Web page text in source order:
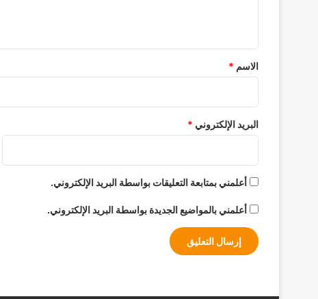
*الاسم *
البريد الإلكتروني *
أعلمني بمتابعة التعليقات بواسطة البريد الإلكتروني.
أعلمني بالمواضيع الجديدة بواسطة البريد الإلكتروني.